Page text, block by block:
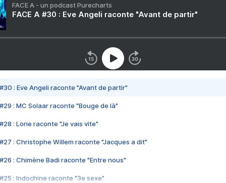
FACE A - un podcast Purecharts
FACE A #30 : Eve Angeli raconte "Avant de partir"
#30 : Eve Angeli raconte "Avant de partir"
#29 : MC Solaar raconte "Bouge de là"
#28 : Lorie raconte "Je vais vite"
#27 : Christophe Willem raconte "Jacques a dit"
#26 : Chimène Badi raconte "Entre nous"
#25 : Indochine raconte "3e sexe"